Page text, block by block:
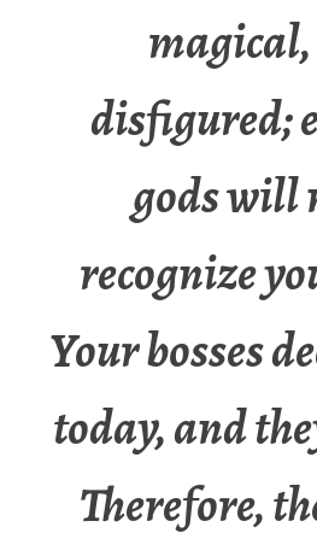
disfigured;
gods will
recognize
Your bosses
today, and
Therefore,